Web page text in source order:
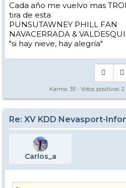
Cada año me vuelvo mas
tira de esta
PUNSUTAWNEY PHILL FAN
NAVACERRADA &
"si hay nieve, hay alegría"
Karma: 35 - Votos positivos: 2
Re: XV KDD Nevasport-
Carlos_a